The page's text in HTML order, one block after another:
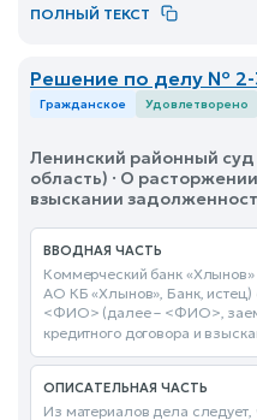
ПОЛНЫЙ ТЕКСТ
Решение по делу №
Гражданское Удовлетворено
Ленинский районный суд
область) · О
взыскании
ВВОДНАЯ ЧАСТЬ
Коммерческий банк
АО КБ «Хлынов», Банк, истец)
<ФИО> (далее – <ФИО>,
кредитного договора и
ОПИСАТЕЛЬНАЯ ЧАСТЬ
Из материалов дела